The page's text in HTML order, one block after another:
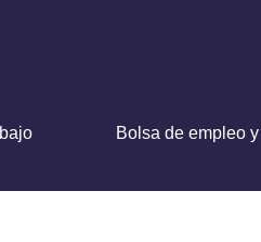
Bolsa de empleo